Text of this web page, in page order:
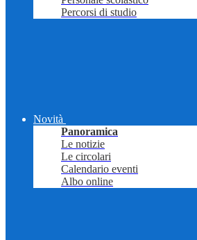
Percorsi di studio
Novità
Panoramica
Le notizie
Le circolari
Calendario eventi
Albo online